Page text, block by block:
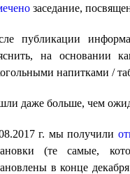
заседание,
публикации
на основании
напитками /
даже больше, чем
г. мы получили
(те самые,
в конце